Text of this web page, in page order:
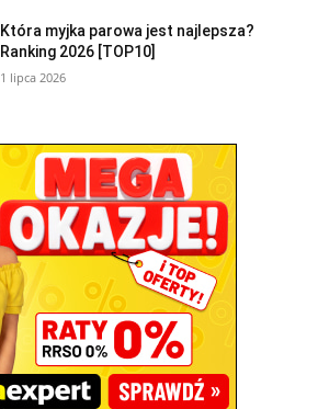
Która myjka parowa jest najlepsza?
Ranking 2026 [TOP10]
1 lipca 2026